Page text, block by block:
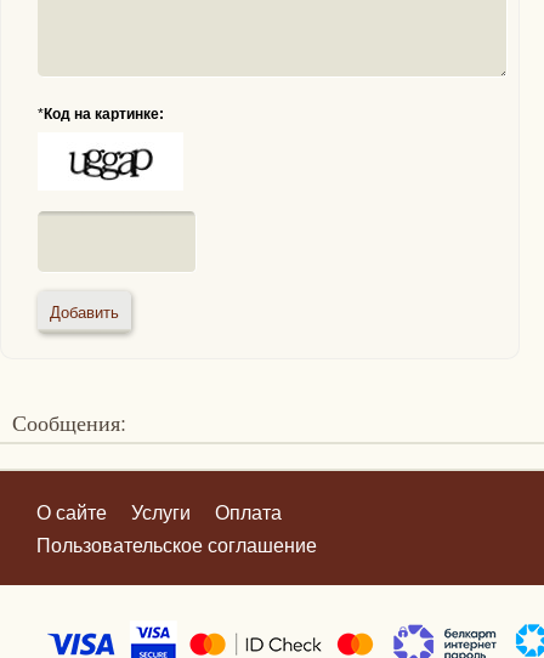
*Код на картинке:
Сообщения:
О сайте Услуги
Оплата
Пользовательское соглашение